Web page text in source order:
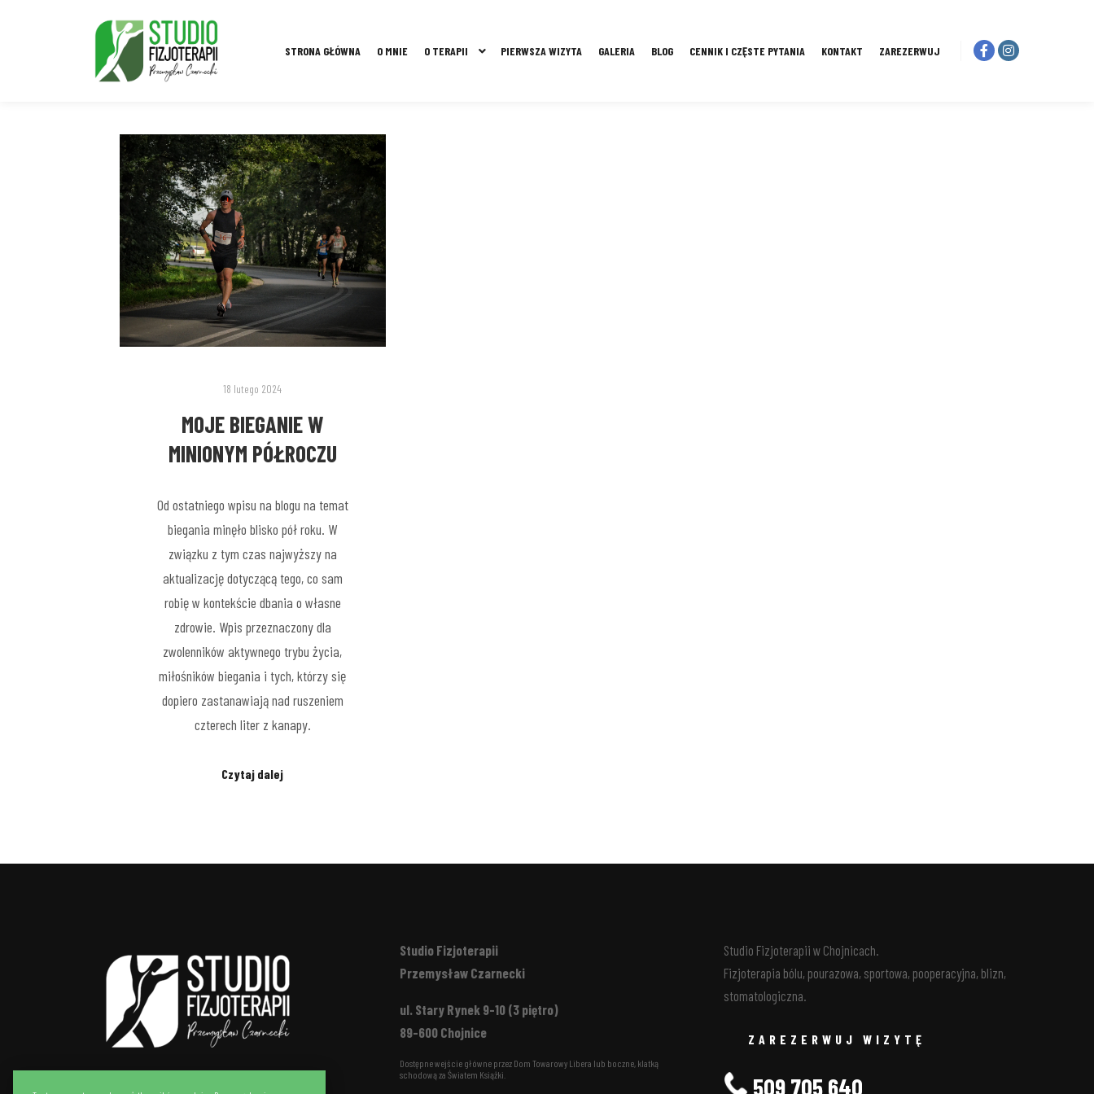
STRONA GŁÓWNA O MNIE O TERAPII PIERWSZA WIZYTA GALERIA BLOG CENNIK I CZĘSTE PYTANIA KONTAKT ZAREZERWUJ
18 lutego 2024
MOJE BIEGANIE W
MINIONYM PÓŁROCZU
Od ostatniego wpisu na blogu na temat
biegania minęło blisko pół roku. W
związku z tym czas najwyższy na
aktualizację dotyczącą tego, co sam
robię w kontekście dbania o własne
zdrowie. Wpis przeznaczony dla
zwolenników aktywnego trybu życia,
miłośników biegania i tych, którzy się
dopiero zastanawiają nad ruszeniem
czterech liter z kanapy.
Czytaj dalej
Studio Fizjoterapii
Przemysław Czarnecki
ul. Stary Rynek 9-10 (3 piętro)
89-600 Chojnice
Dostępne wejście główne przez Dom Towarowy Libera lub boczne, klatką
schodową za Światem Książki.
Studio Fizjoterapii w Chojnicach.
Fizjoterapia bólu, pourazowa, sportowa, pooperacyjna, blizn,
stomatologiczna.
ZAREZERWUJ WIZYTĘ
509 705 640